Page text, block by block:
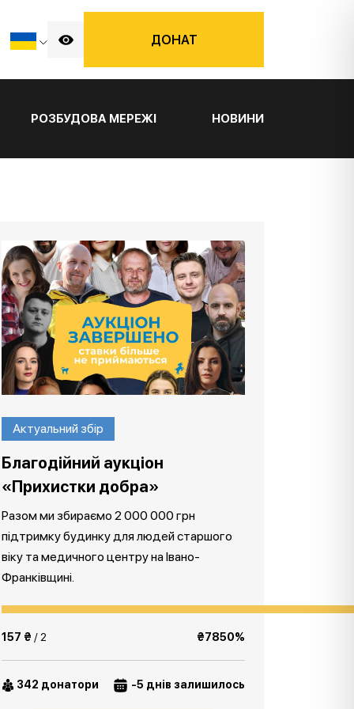
ДОНАТ
РОЗБУДОВА МЕРЕЖІ НОВИНИ
Актуальний збір
Благодійний аукціон
«Прихистки добра»
Разом ми збираємо 2 000 000 грн
підтримку будинку для людей старшого
віку та медичного центру на Івано-
Франківщині.
157 ₴ / 2 ₴7850%
342 донатори -5 днів залишилось